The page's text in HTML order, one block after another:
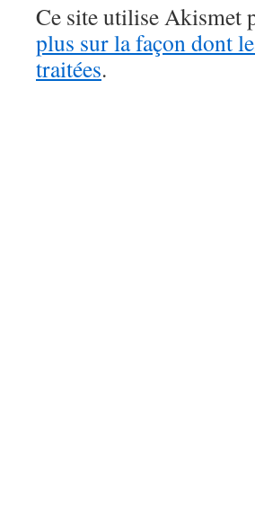
Ce site utilise Akismet
plus sur la façon dont
traitées.